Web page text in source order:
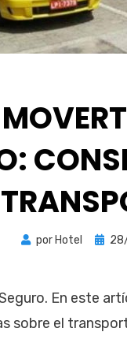
por Hotel
En este
sobre el